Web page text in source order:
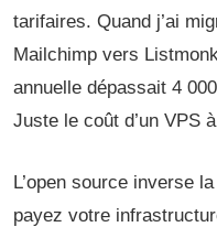
tarifaires. Quand j’ai
Mailchimp vers
annuelle dépassait 4
Juste le coût d’un VPS
L’open source inverse
payez votre